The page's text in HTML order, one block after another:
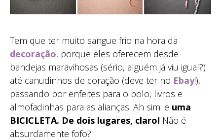
Tem que ter muito sangue frio na hora da
decoração, porque eles oferecem desde
bandejas maravihosas (sério, alguém já viu igual?)
até canudinhos de coração (deve ter no Ebay!),
passando por enfeites para o bolo, livros e
almofadinhas para as alianças. Ah sim: e uma
BICICLETA. De dois lugares, claro! Não é
absurdamente fofo?